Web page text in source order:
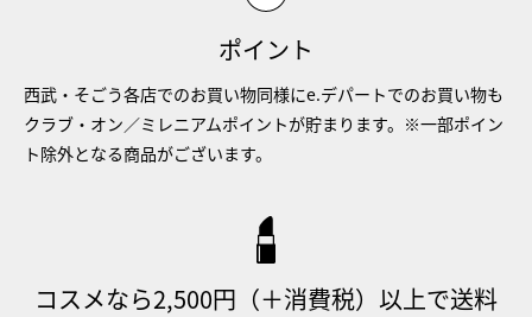
ポイント
西武・そごう各店でのお買い物同様にe.デパートでのお買い物も
クラブ・オン／ミレニアムポイントが貯まります。※一部ポイン
ト除外となる商品がございます。
コスメなら2,500円（＋消費税）以上で送料